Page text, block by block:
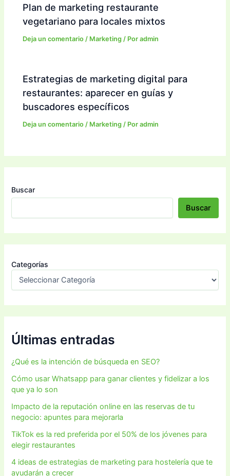
Plan de marketing restaurante
vegetariano para locales mixtos
Deja un comentario / Marketing / Poradmin
Estrategias de marketing digital para
restaurantes: aparecer en guías y
buscadores específicos
Deja un comentario / Marketing / Poradmin
Buscar
Buscar
Categorías
Últimas entradas
¿Qué es la intención de búsqueda en SEO?
Cómo usar Whatsapp para ganar clientes y fidelizar a los
que ya lo son
Impacto de la reputación online en las reservas de tu
negocio: apuntes para mejorarla
TikTok es la red preferida por el 50% de los jóvenes para
elegir restaurantes
4 ideas de estrategias de marketing para hostelería que te
ayudarán a crecer